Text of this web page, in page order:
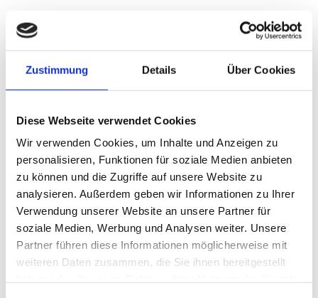
Zustimmung Details Über Cookies
Diese Webseite verwendet Cookies
Wir verwenden Cookies, um Inhalte und Anzeigen zu
personalisieren, Funktionen für soziale Medien anbieten
zu können und die Zugriffe auf unsere Website zu
analysieren. Außerdem geben wir Informationen zu Ihrer
Verwendung unserer Website an unsere Partner für
soziale Medien, Werbung und Analysen weiter. Unsere
Partner führen diese Informationen möglicherweise mit
weiteren Daten zusammen, die Sie ihnen bereitgestellt
Die MSM Group unterhält die Standorte
MSM Austria (Wiener Neustadt)
MSM Asia (Tianjin)
Von hier aus ist die MSM Group weltweit aktiv. Dabei zählen
namhafte mittelständische Unternehmen und internationale
Konzerne aus den Top 500 der Weltwirtschaft zu den
langjährigen MSM Kunden.
Mehr über die MSM Group